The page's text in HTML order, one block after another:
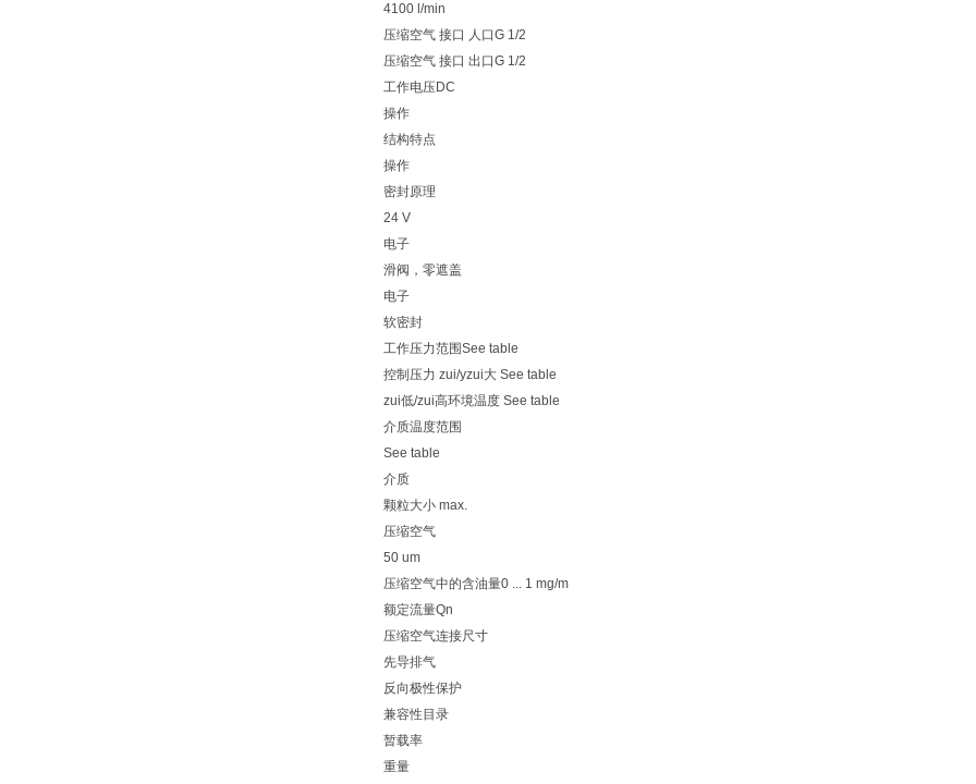
4100 l/min
压缩空气 接口 人口G 1/2
压缩空气 接口 出口G 1/2
工作电压DC
操作
结构特点
操作
密封原理
24 V
电子
滑阀，零遮盖
电子
软密封
工作压力范围See table
控制压力 zui/yzui大 See table
zui低/zui高环境温度 See table
介质温度范围
See table
介质
颗粒大小 max.
压缩空气
50 um
压缩空气中的含油量0 ... 1 mg/m
额定流量Qn
压缩空气连接尺寸
先导排气
反向极性保护
兼容性目录
暂载率
重量